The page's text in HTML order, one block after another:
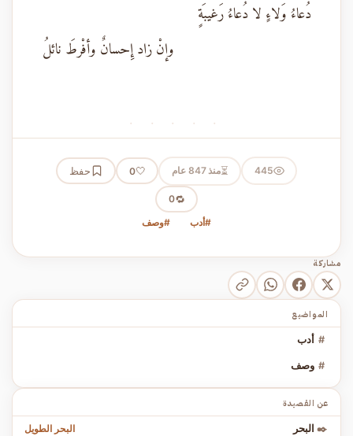
دُعاءُ وَلاءٍ لا دُعاءُ رَغيبَةٍ
وإنْ زاد إِحسانٌ وأفْرطَ نائلُ
· · · · ·
445
⏳منذ 847 عام 🤍
0 حفظ
🔁
0
#أدب
#وصف
مشاركة
المواضيع
# أدب
# وصف
عن القصيدة
✒️ البحر البحر الطويل